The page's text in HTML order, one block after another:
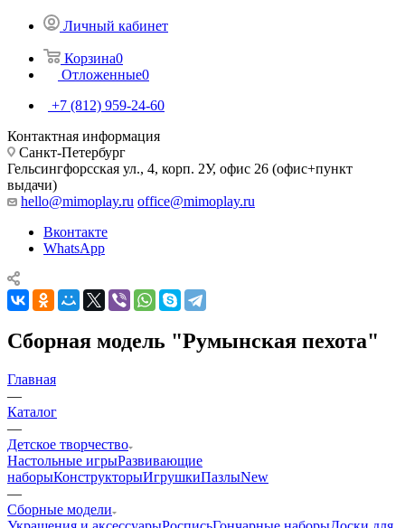
Личный кабинет
Корзина0
Отложенные0
+7 (812) 959-24-60
Контактная информация
Санкт-Петербург
Гельсингфорсская ул., 4, корп. 2У, офис 26 (офис+пункт
выдачи)
hello@mimoplay.ru office@mimoplay.ru
Вконтакте
WhatsApp
Сборная модель "Румынская пехота"
Главная
—
Каталог
—
Детское творчество
Настольные игрыРазвивающие
наборыКонструкторыИгрушкиПазлыNew
—
Сборные модели